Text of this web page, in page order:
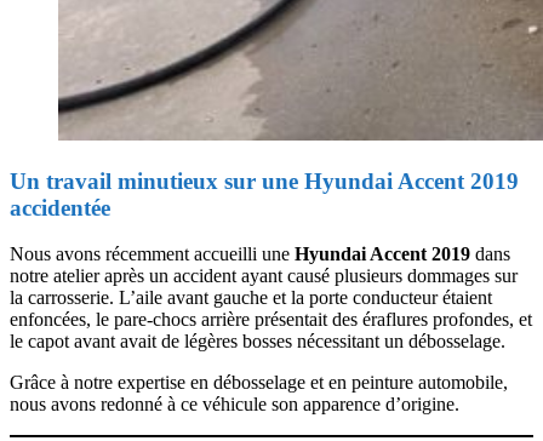
Un travail minutieux sur une Hyundai Accent 2019
accidentée
Nous avons récemment accueilli une Hyundai Accent 2019 dans
notre atelier après un accident ayant causé plusieurs dommages sur
la carrosserie. L’aile avant gauche et la porte conducteur étaient
enfoncées, le pare-chocs arrière présentait des éraflures profondes, et
le capot avant avait de légères bosses nécessitant un débosselage.
Grâce à notre expertise en débosselage et en peinture automobile,
nous avons redonné à ce véhicule son apparence d’origine.